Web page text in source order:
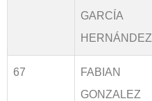
GARCÍA
HERNÁNDEZ
67
FABIAN
GONZALEZ